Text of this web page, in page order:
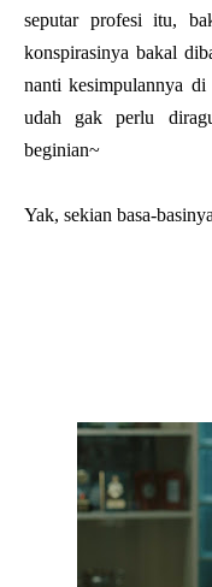
seputar profesi itu,
konspirasinya bakal
nanti kesimpulannya
udah gak perlu
beginian~
Yak, sekian basa-